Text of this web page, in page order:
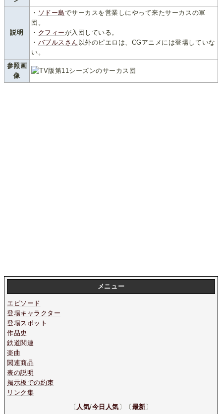
説明
・ ソドー島でサーカスを営業しにやって来たサーカスの軍
団。
・ クフィーが入団している。
・ バブルスさん 以外のピエロは、CGアニメには登場していな
い。
参照画
像
メニュー
エピソード
登場キャラクター
登場スポット
作品史
鉄道関連
楽曲
関連商品
表の説明
掲示板での約束
リンク集
〔 人気/今日人気〕〔最新〕